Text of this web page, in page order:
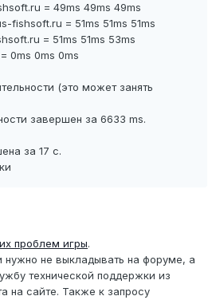
= 49ms 49ms 49ms
fishsoft.ru = 51ms 51ms 51ms
= 51ms 51ms 53ms
0ms 0ms 0ms
(это может занять
завершен за 6633 ms.
за 17 c.
проблем игры.
нужно не выкладывать на форуме, а
технической поддержки из
на сайте. Также к запросу